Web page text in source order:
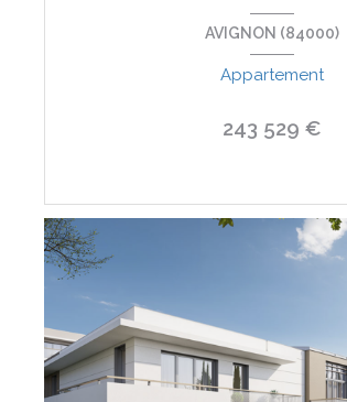
AVIGNON (84000)
Appartement
243 529 €